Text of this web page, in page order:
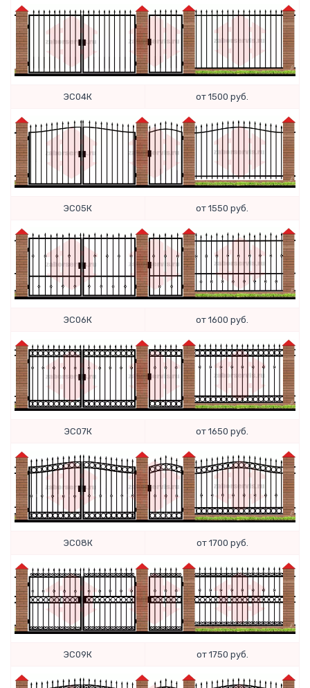
ЭС04К от 1500 руб.
ЭС05К от 1550 руб.
ЭС06К от 1600 руб.
ЭС07К от 1650 руб.
ЭС08К от 1700 руб.
ЭС09К от 1750 руб.